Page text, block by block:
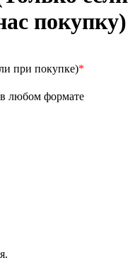
покупку)
при покупке)*
любом формате